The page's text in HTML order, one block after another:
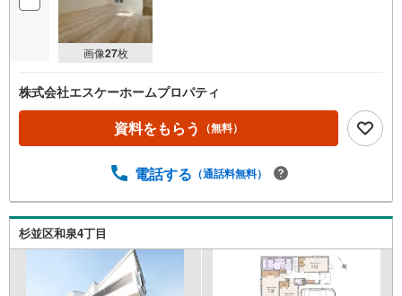
画像27枚
株式会社エスケーホームプロパティ
資料をもらう （無料）
電話する （通話料無料）
杉並区和泉4丁目